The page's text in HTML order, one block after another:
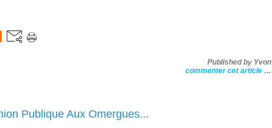
Published by Yvon
commenter cet article …
Publique Aux Omergues...